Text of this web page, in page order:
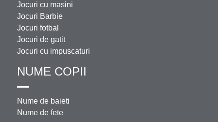
Jocuri cu masini
Jocuri Barbie
Jocuri fotbal
Jocuri de gatit
Jocuri cu impuscaturi
NUME COPII
Nume de baieti
Nume de fete